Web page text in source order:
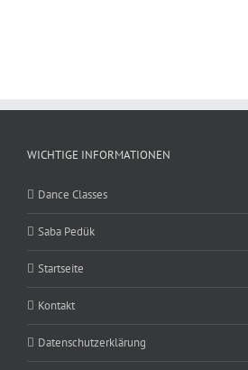
WICHTIGE INFORMATIONEN
Dance Classes
Saba Pedük
Startseite
Kontakt
Datenschutzerklärung